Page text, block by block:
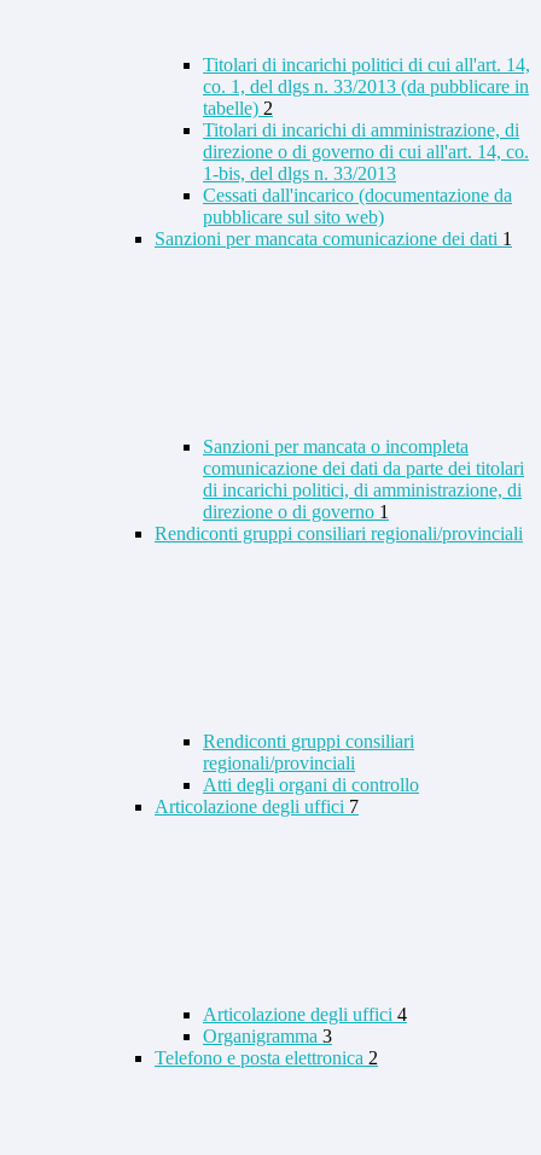
Titolari di incarichi politici di cui all'art. 14,
co. 1, del dlgs n. 33/2013 (da pubblicare in
tabelle) 2
Titolari di incarichi di amministrazione, di
direzione o di governo di cui all'art. 14, co.
1-bis, del dlgs n. 33/2013
Cessati dall'incarico (documentazione da
pubblicare sul sito web)
Sanzioni per mancata comunicazione dei dati 1
Sanzioni per mancata o incompleta
comunicazione dei dati da parte dei titolari
di incarichi politici, di amministrazione, di
direzione o di governo 1
Rendiconti gruppi consiliari regionali/provinciali
Rendiconti gruppi consiliari
regionali/provinciali
Atti degli organi di controllo
Articolazione degli uffici 7
Articolazione degli uffici 4
Organigramma 3
Telefono e posta elettronica 2